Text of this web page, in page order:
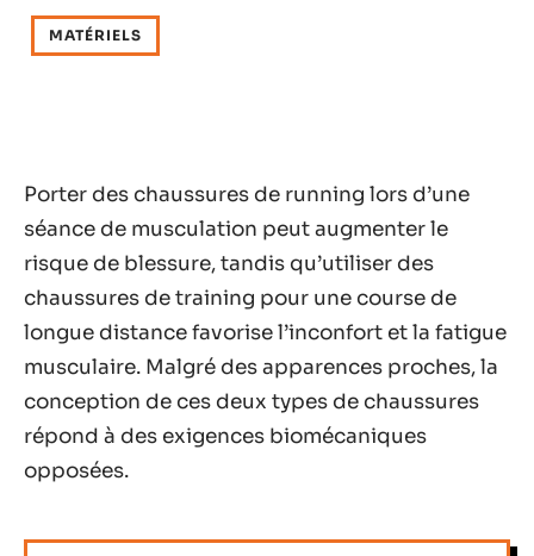
MATÉRIELS
Porter des chaussures de running lors d’une
séance de musculation peut augmenter le
risque de blessure, tandis qu’utiliser des
chaussures de training pour une course de
longue distance favorise l’inconfort et la fatigue
musculaire. Malgré des apparences proches, la
conception de ces deux types de chaussures
répond à des exigences biomécaniques
opposées.